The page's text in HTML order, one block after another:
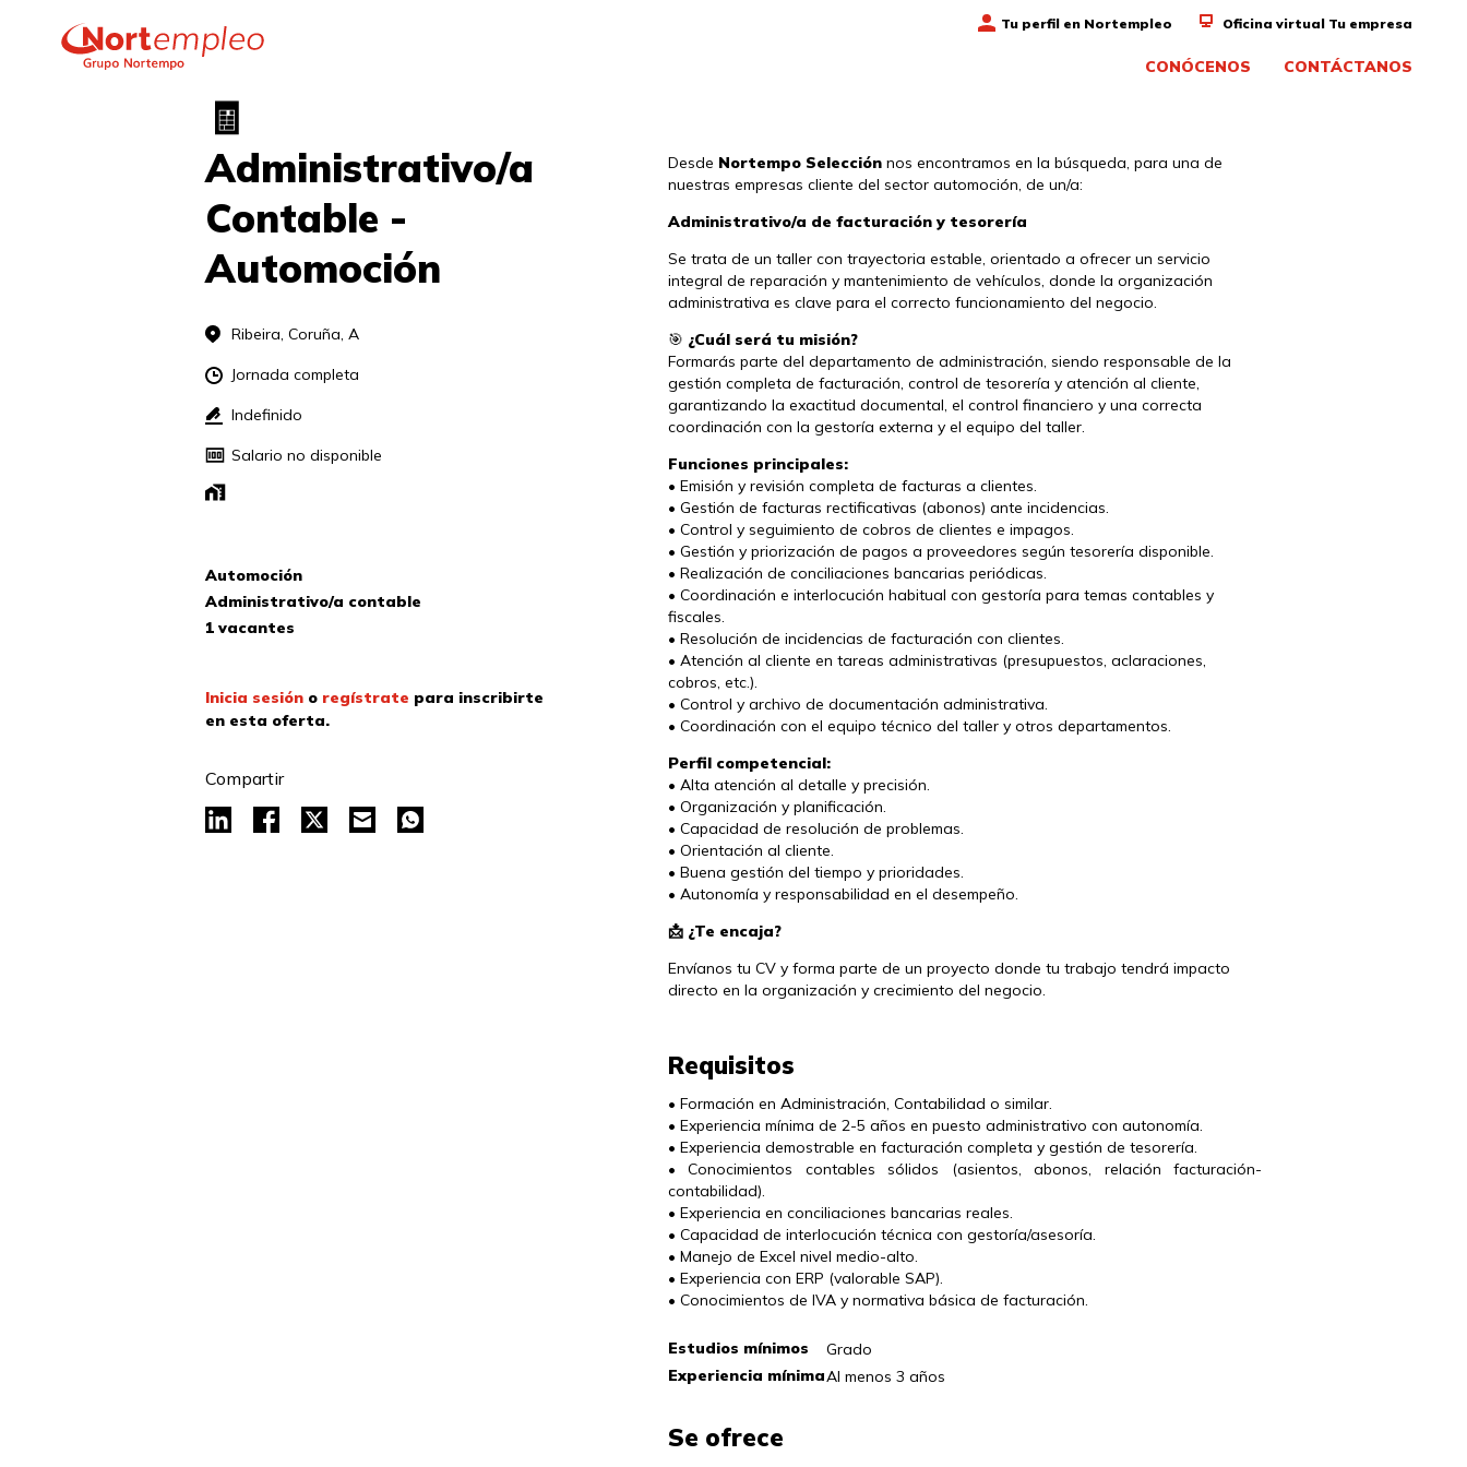
Tu perfil en Nortempleo Oficina virtual Tu empresa
CONÓCENOS CONTÁCTANOS
🧾
Administrativo/a
Contable -
Automoción
Ribeira, Coruña, A
Jornada completa
Indefinido
Salario no disponible
Automoción
Administrativo/a contable
1 vacantes
Inicia sesión o regístrate para inscribirte
en esta oferta.
Compartir
Desde Nortempo Selección nos encontramos en la búsqueda, para una de
nuestras empresas cliente del sector automoción, de un/a:
Administrativo/a de facturación y tesorería
Se trata de un taller con trayectoria estable, orientado a ofrecer un servicio
integral de reparación y mantenimiento de vehículos, donde la organización
administrativa es clave para el correcto funcionamiento del negocio.
🎯 ¿Cuál será tu misión?
Formarás parte del departamento de administración, siendo responsable de la
gestión completa de facturación, control de tesorería y atención al cliente,
garantizando la exactitud documental, el control financiero y una correcta
coordinación con la gestoría externa y el equipo del taller.
Funciones principales:
• Emisión y revisión completa de facturas a clientes.
• Gestión de facturas rectificativas (abonos) ante incidencias.
• Control y seguimiento de cobros de clientes e impagos.
• Gestión y priorización de pagos a proveedores según tesorería disponible.
• Realización de conciliaciones bancarias periódicas.
• Coordinación e interlocución habitual con gestoría para temas contables y
fiscales.
• Resolución de incidencias de facturación con clientes.
• Atención al cliente en tareas administrativas (presupuestos, aclaraciones,
cobros, etc.).
• Control y archivo de documentación administrativa.
• Coordinación con el equipo técnico del taller y otros departamentos.
Perfil competencial:
• Alta atención al detalle y precisión.
• Organización y planificación.
• Capacidad de resolución de problemas.
• Orientación al cliente.
• Buena gestión del tiempo y prioridades.
• Autonomía y responsabilidad en el desempeño.
📩 ¿Te encaja?
Envíanos tu CV y forma parte de un proyecto donde tu trabajo tendrá impacto
directo en la organización y crecimiento del negocio.
Requisitos
• Formación en Administración, Contabilidad o similar.
• Experiencia mínima de 2-5 años en puesto administrativo con autonomía.
• Experiencia demostrable en facturación completa y gestión de tesorería.
• Conocimientos contables sólidos (asientos, abonos, relación facturación-
contabilidad).
• Experiencia en conciliaciones bancarias reales.
• Capacidad de interlocución técnica con gestoría/asesoría.
• Manejo de Excel nivel medio-alto.
• Experiencia con ERP (valorable SAP).
• Conocimientos de IVA y normativa básica de facturación.
Estudios mínimos
Grado
Experiencia mínimaAl menos 3 años
Se ofrece